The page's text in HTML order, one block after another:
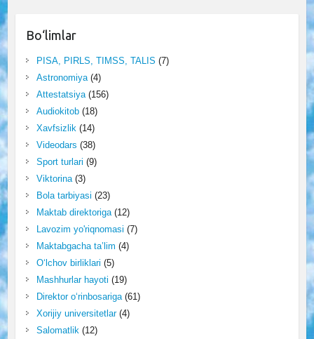
Bo‘limlar
PISA, PIRLS, TIMSS, TALIS (7)
Astronomiya(4)
Attestatsiya(156)
Audiokitob(18)
Xavfsizlik(14)
Videodars (38)
Sport turlari (9)
Viktorina(3)
Bola tarbiyasi (23)
Maktab direktoriga(12)
Lavozim yo'riqnomasi (7)
Maktabgacha ta’lim (4)
O‘lchov birliklari (5)
Mashhurlar hayoti (19)
Direktor o‘rinbosariga(61)
Xorijiy universitetlar(4)
Salomatlik(12)